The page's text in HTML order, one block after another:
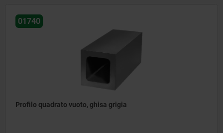
01740
Profilo quadrato vuoto, ghisa grigia